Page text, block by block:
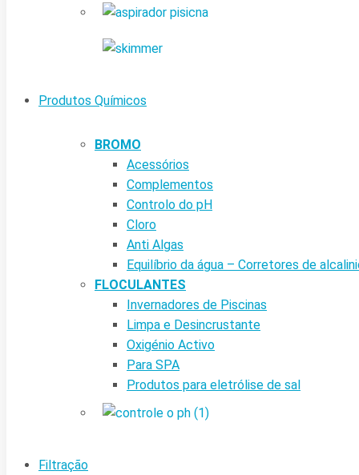
Produtos Químicos
BROMO
Acessórios
Complementos
Controlo do pH
Cloro
Anti Algas
Equilíbrio da água – Corretores de
FLOCULANTES
Invernadores de Piscinas
Limpa e Desincrustante
Oxigénio Activo
Para SPA
Produtos para eletrólise de sal
Filtração